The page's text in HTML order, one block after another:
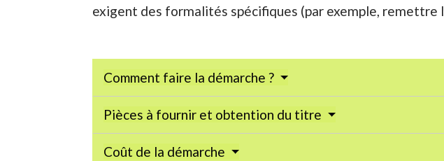
exigent des formalités spécifiques (par exemple,
Comment faire la démarche ?
Pièces à fournir et obtention du titre
Coût de la démarche